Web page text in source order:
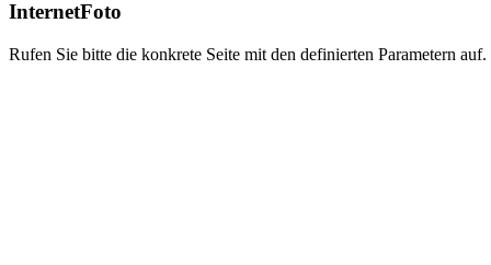
InternetFoto
Rufen Sie bitte die konkrete Seite mit den definierten Parametern auf.